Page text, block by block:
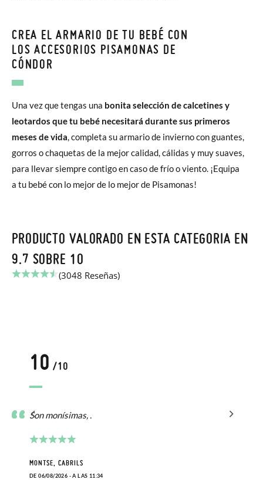
CREA EL ARMARIO DE TU BEBÉ CON
LOS ACCESORIOS PISAMONAS DE
CÓNDOR
Una vez que tengas una bonita selección de calcetines y
leotardos que tu bebé necesitará durante sus primeros
meses de vida, completa su armario de invierno con guantes,
gorros o chaquetas de la mejor calidad, cálidas y muy suaves,
para llevar siempre contigo en caso de frío o viento. ¡Equipa
a tu bebé con lo mejor de lo mejor de Pisamonas!
PRODUCTO VALORADO EN ESTA CATEGORIA EN
9.7 SOBRE 10
(3048 Reseñas)
10 /10
Son monísimas, .
MONTSE, CABRILS
DE 06/08/2026 - A LAS 11:34